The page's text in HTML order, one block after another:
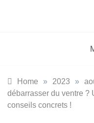
Home » 2023 »
débarrasser du ventre ?
conseils concrets !